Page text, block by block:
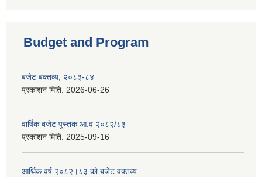
Budget and Program
बजेट बक्तव्य, २०८३-८४
प्रकाशन मिति: 2026-06-26
वार्षिक बजेट पुस्तक आ.व २०८२/८३
प्रकाशन मिति: 2025-09-16
आर्थिक वर्ष २०८२।८३ को बजेट वक्तव्य